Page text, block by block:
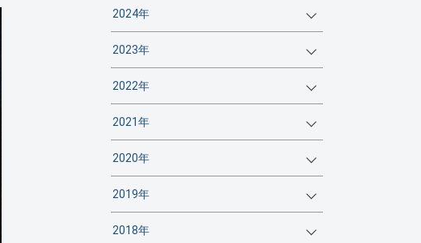
2024年
2023年
2022年
2021年
2020年
2019年
2018年